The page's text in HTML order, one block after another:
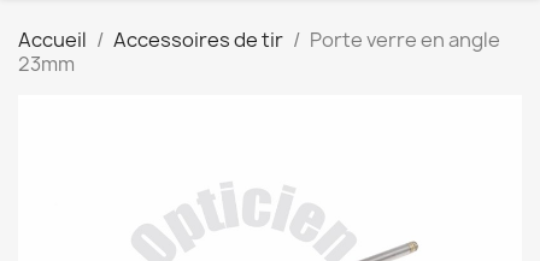
Accueil Accessoires de tir
Porte verre en angle
23mm